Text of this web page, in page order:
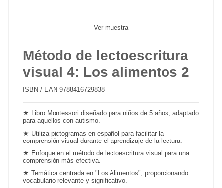
Ver muestra
Método de lectoescritura
visual 4: Los alimentos 2
ISBN / EAN 9788416729838
★ Libro Montessori diseñado para niños de 5 años, adaptado
para aquellos con autismo.
★ Utilizapictogramas en español para facilitar la
comprensión visual durante el aprendizaje de la lectura.
★ Enfoque en el método de lectoescritura visual para una
comprensión más efectiva.
★ Temática centrada en "Los Alimentos", proporcionando
vocabulario relevante y significativo.